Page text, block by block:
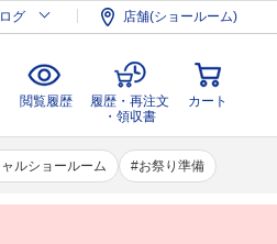
グ 店舗(ショールーム)
閲覧履歴
履歴・再注文
・領収書
カート
ルショールーム お祭り準備
閲覧履歴
履歴・再注文
・領収書
カート